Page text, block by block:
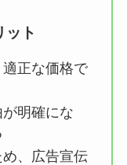
ット
正な価格で
明確にな
、広告宣伝